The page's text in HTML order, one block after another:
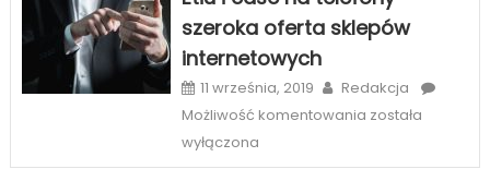
sposób
na
szeroka oferta sklepów
internetowych
11 września, 2019
Redakcja
Możliwość komentowania Etiu
case
została
wyłączona